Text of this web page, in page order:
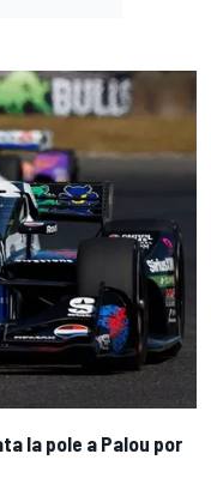
la pole a Palou por